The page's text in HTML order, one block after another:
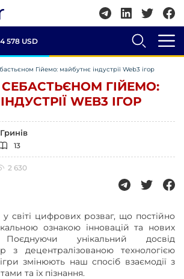
578 USD
Гійемо: майбутнє індустрії Web3 ігор
СЕБАСТЬЄНОМ ГІЙЕМО:
WEB3 ІГОР
13
2 630
у світі цифрових розваг, що постійно
ознакою інновацій та нових
унікальний досвід
з децентралізованою технологією
змінюють наш спосіб взаємодії з
та їх пізнання.